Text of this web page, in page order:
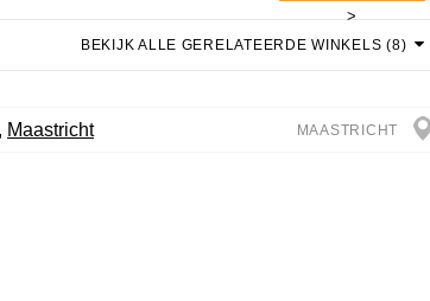
>
BEKIJK ALLE GERELATEERDE WINKELS (8)
, Maastricht MAASTRICHT